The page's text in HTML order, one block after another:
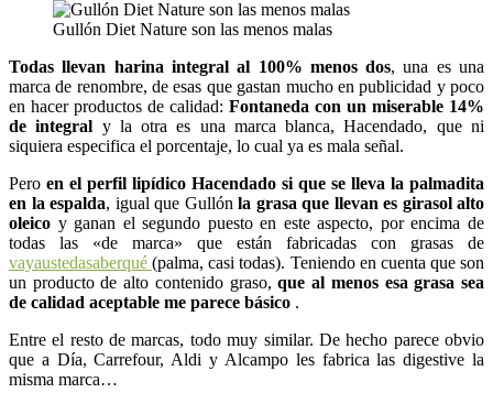
Gullón Diet Nature son las menos malas
Todas llevan harina integral al 100% menos dos, una es una
marca de renombre, de esas que gastan mucho en publicidad y poco
en hacer productos de calidad: Fontaneda con un miserable 14%
de integral y la otra es una marca blanca, Hacendado, que ni
siquiera especifica el porcentaje, lo cual ya es mala señal.
Pero en el perfil lipídico Hacendado si que se lleva la palmadita
en la espalda, igual que Gullón la grasa que llevan es girasol alto
oleico y ganan el segundo puesto en este aspecto, por encima de
todas las «de marca» que están fabricadas con grasas de
vayaustedasaberqué(palma, casi todas). Teniendo en cuenta que son
un producto de alto contenido graso,que al menos esa grasa sea
de calidad aceptable me parece básico .
Entre el resto de marcas, todo muy similar. De hecho parece obvio
que a Día, Carrefour, Aldi y Alcampo les fabrica las digestive la
misma marca…